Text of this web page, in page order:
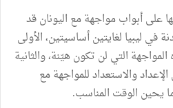
على أبواب مواجهة مع اليونان قد
في ليبيا لغايتين أساسيتين، الأولى
التي لن تكون هيّنة، والثانية
والاستعداد للمواجهة مع
يحين الوقت المناسب.